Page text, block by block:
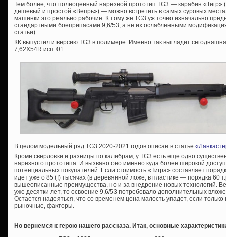
Тем более, что полноценный нарезной прототип TG3 — карабин «Тигр»
дешевый и простой «Вепрь») — можно встретить в самых суровых
машинки это реально рабочие. К тому же TG3 уж точно изначально
стандартными боеприпасами 9,6/53, а не их ослабленными
статьи).
КК выпустил и версию TG3 в полимере. Именно так выглядит
7,62Х54R исп. 01.
В целом модельный ряд TG3 2020-2021 годов описан в статье
Кроме сверловки и разницы по калибрам, у TG3 есть еще одно
нарезного прототипа. И вызвано оно именно куда более широкой
потенциальных покупателей. Если стоимость «Тигра» составляет
идет уже о 85 (!) тысячах (в деревянной ложе, в пластике — порядка 60
вышеописанные преимущества, но и за внедрение новых технологий.
уже десятки лет, то освоение 9,6/53 потребовало дополнительных
Остается надеяться, что со временем цена малость упадет, если
рыночные, факторы.
Но вернемся к герою нашего рассказа. Итак, основные